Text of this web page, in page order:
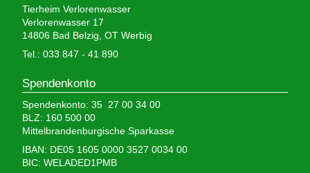
Tierheim Verlorenwasser
Verlorenwasser 17
14806 Bad Belzig, OT Werbig
Tel.: 033 847 - 41 890
Spendenkonto
Spendenkonto: 35 27 00 34 00
BLZ: 160 500 00
Mittelbrandenburgische Sparkasse
IBAN: DE05 1605 0000 3527 0034 00
BIC: WELADED1PMB